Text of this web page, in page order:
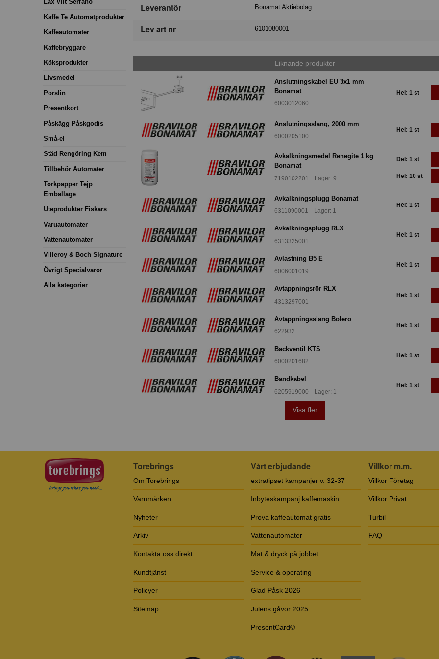
Lax Vilt Serrano
Kaffe Te Automatprodukter
Kaffeautomater
Kaffebryggare
Köksprodukter
Livsmedel
Porslin
Presentkort
Påskägg Påskgodis
Små-el
Städ Rengöring Kem
Tillbehör Automater
Torkpapper Tejp
Emballage
Uteprodukter Fiskars
Varuautomater
Vattenautomater
Villeroy & Boch Signature
Övrigt Specialvaror
Alla kategorier
Leverantör Bonamat Aktiebolag
Lev art nr 6101080001
Liknande produkter
Anslutningskabel EU 3x1 mm
Bonamat
6003012060
Hel: 1 st
Anslutningsslang, 2000 mm
6000205100
Hel: 1 st
Avkalkningsmedel Renegite 1 kg
Bonamat
7190102201 Lager: 9
Del: 1 st
Hel: 10 st
Avkalkningsplugg Bonamat
6311090001 Lager: 1
Hel: 1 st
Avkalkningsplugg RLX
6313325001
Hel: 1 st
Avlastning B5 E
6006001019
Hel: 1 st
Avtappningsrör RLX
4313297001
Hel: 1 st
Avtappningsslang Bolero
622932
Hel: 1 st
Backventil KTS
6000201682
Hel: 1 st
Bandkabel
6205919000 Lager: 1
Hel: 1 st
Visa fler
Torebrings
Om Torebrings
Varumärken
Nyheter
Arkiv
Kontakta oss direkt
Kundtjänst
Policyer
Sitemap
Vårt erbjudande
extratipset kampanjer v. 32-37
Inbyteskampanj kaffemaskin
Prova kaffeautomat gratis
Vattenautomater
Mat & dryck på jobbet
Service & operating
Glad Påsk 2026
Julens gåvor 2025
PresentCard©
Villkor m.m.
Villkor Företag
Villkor Privat
Turbil
FAQ